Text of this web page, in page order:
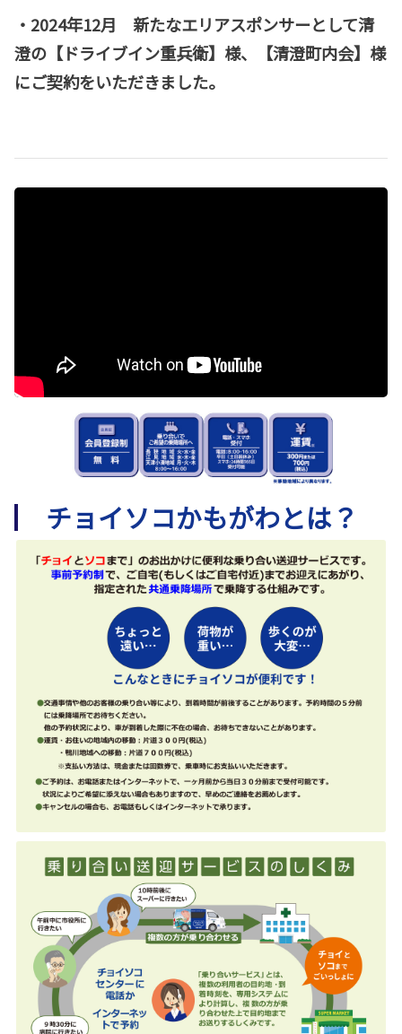
・2024年12月 新たなエリアスポンサーとして清
澄の【ドライブイン重兵衛】様、【清澄町内会】様
にご契約をいただきました。
チョイソコかもがわとは？